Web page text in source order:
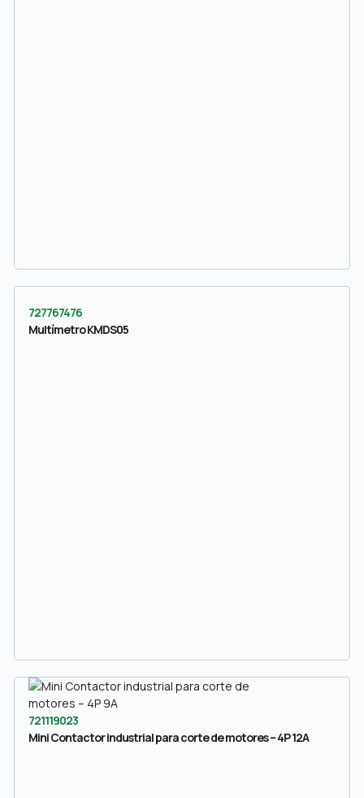
727767476
Multímetro KMDS05
721119023
Mini Contactor industrial para corte de motores – 4P 12A